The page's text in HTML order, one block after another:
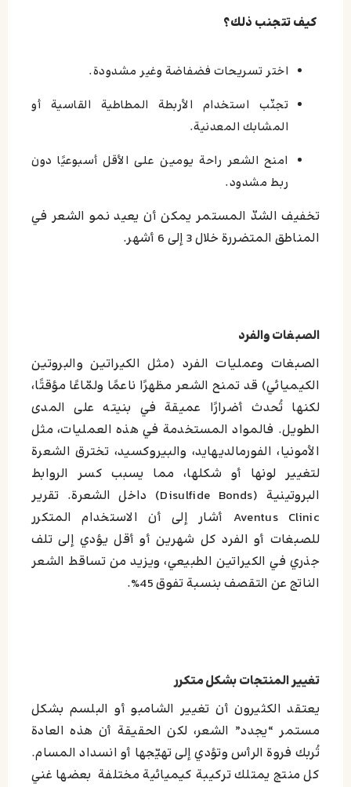
كيف تتجنب ذلك؟
اختر تسريحات فضفاضة وغير مشدودة.
تجنّب استخدام الأربطة المطاطية القاسية أو
المشابك المعدنية.
امنح الشعر راحة يومين على الأقل أسبوعيًا دون
ربط مشدود.
تخفيف الشدّ المستمر يمكن أن يعيد نمو الشعر في
المناطق المتضررة خلال 3 إلى 6 أشهر.
الصبغات والفرد
الصبغات وعمليات الفرد (مثل الكيراتين والبروتين
الكيميائي) قد تمنح الشعر مظهرًا ناعمًا ولمّاعًا مؤقتًا،
لكنها تُحدث أضرارًا عميقة في بنيته على المدى
الطويل. فالمواد المستخدمة في هذه العمليات، مثل
الأمونيا، الفورمالديهايد، والبيروكسيد، تخترق الشعرة
لتغيير لونها أو شكلها، مما يسبب كسر الروابط
البروتينية (Disulfide Bonds) داخل الشعرة. تقرير
Aventus Clinic أشار إلى أن الاستخدام المتكرر
للصبغات أو الفرد كل شهرين أو أقل يؤدي إلى تلف
جذري في الكيراتين الطبيعي، ويزيد من تساقط الشعر
الناتج عن التقصف بنسبة تفوق 45%.
تغيير المنتجات بشكل متكرر
يعتقد الكثيرون أن تغيير الشامبو أو البلسم بشكل
مستمر “يجدد” الشعر، لكن الحقيقة أن هذه العادة
تُربك فروة الرأس وتؤدي إلى تهيّجها أو انسداد المسام.
كل منتج يمتلك تركيبة كيميائية مختلفة بعضها غني